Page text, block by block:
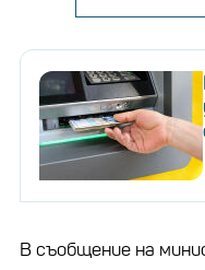
В съобщение на